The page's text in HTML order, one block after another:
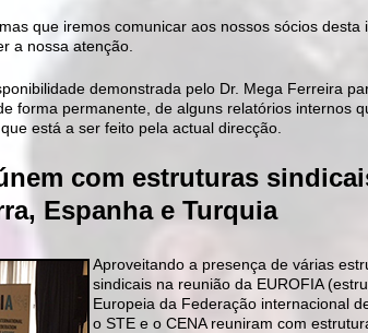
que iremos comunicar aos nossos sócios desta
a nossa atenção.
demonstrada pelo Dr. Mega Ferreira
forma permanente, de alguns relatórios internos
está a ser feito pela actual direcção.
com estruturas
Espanha e Turquia
Aproveitando a presença de várias
sindicais na reunião da EUROFIA
Europeia da Federação internacional
o STE e o CENA reuniram com